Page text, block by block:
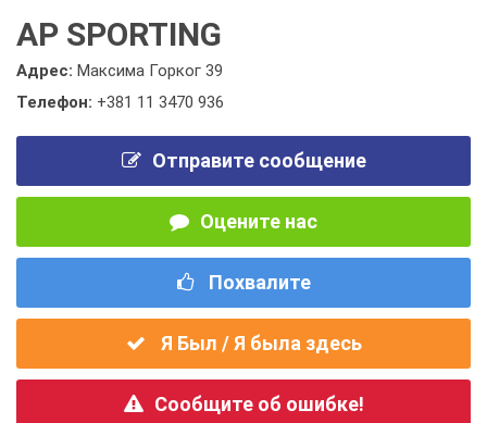
AP SPORTING
Адрес: Максима Горког 39
Телефон: +381 11 3470 936
Отправите сообщение
Оцените нас
Похвалите
Я Был / Я была здесь
Сообщите об ошибке!